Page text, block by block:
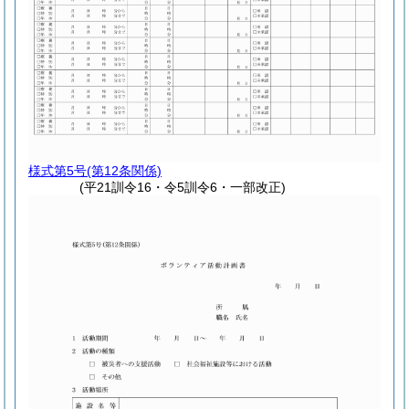
様式第5号(第12条関係)
(平21訓令16・令5訓令6・一部改正)